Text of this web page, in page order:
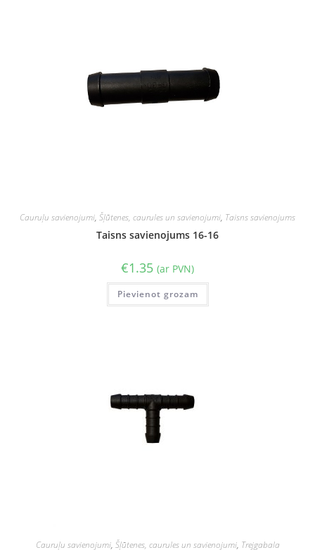
Cauruļu savienojumi, Šļūtenes, caurules un savienojumi, Taisns savienojums
Taisns savienojums 16-16
€1.35 (ar PVN)
Pievienot grozam
Cauruļu savienojumi, Šļūtenes, caurules un savienojumi, Trejgabala